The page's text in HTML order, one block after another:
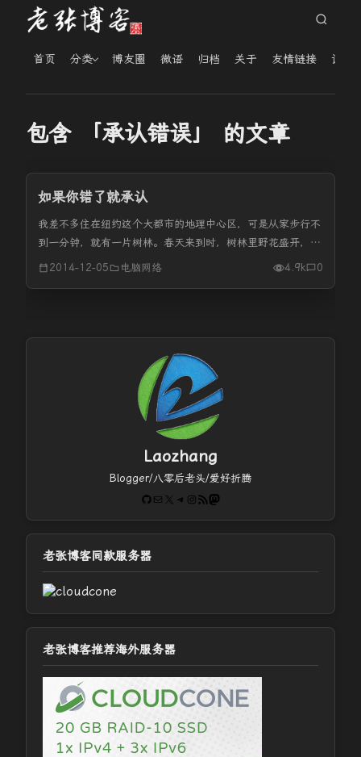
首页 分类 博友圈 微语 归档 关于 友情链接 读者
包含 「承认错误」 的文章
如果你错了就承认
我差不多住在纽约这个大都市的地理中心区，可是从家步行不
到一分钟，就有一片树林。春天来到时，树林里野花盛开，松
鼠在那里筑巢养育牠们的孩子，马尾草长得有马头那么高这块
2014-12-05 电脑网络 4.9k 0
Laozhang
Blogger/八零后老头/爱好折腾
GitHub
电子邮件 X Telegram
Instagram
RSS FeedMastodon
老张博客同款服务器
老张博客推荐海外服务器